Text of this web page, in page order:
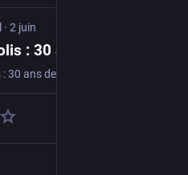
· 2 juin